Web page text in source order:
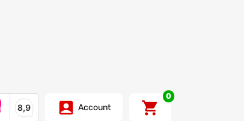
Account
0